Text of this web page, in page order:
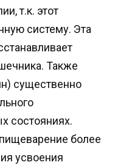
т.к. этот
систему. Эта
Также
существенно
состояниях.
более
усвоения